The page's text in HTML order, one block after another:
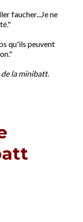
faucher...Je ne
qu'ils peuvent
de la minibatt.